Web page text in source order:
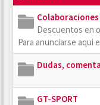
Descuentos en
Para anunciarse aqui
Dudas,
GT-SPORT